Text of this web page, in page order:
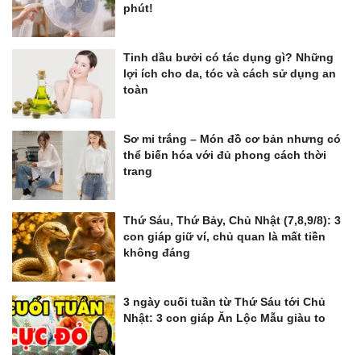
phút!
Tinh dầu bưởi có tác dụng gì? Những
lợi ích cho da, tóc và cách sử dụng an
toàn
Sơ mi trắng – Món đồ cơ bản nhưng có
thể biến hóa với đủ phong cách thời
trang
Thứ Sáu, Thứ Bảy, Chủ Nhật (7,8,9/8): 3
con giáp giữ ví, chủ quan là mất tiền
không đáng
3 ngày cuối tuần từ Thứ Sáu tới Chủ
Nhật: 3 con giáp Ăn Lộc Mẫu giàu to